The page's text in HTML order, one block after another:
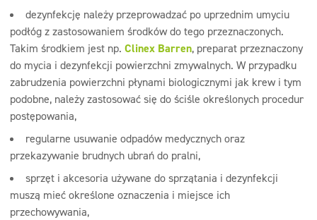
dezynfekcję należy przeprowadzać po uprzednim umyciu
podłóg z zastosowaniem środków do tego przeznaczonych.
Takim środkiem jest np. Clinex Barren, preparat przeznaczony
do mycia i dezynfekcji powierzchni zmywalnych. W przypadku
zabrudzenia powierzchni płynami biologicznymi jak krew i tym
podobne, należy zastosować się do ściśle określonych procedur
postępowania,
regularne usuwanie odpadów medycznych oraz
przekazywanie brudnych ubrań do pralni,
sprzęt i akcesoria używane do sprzątania i dezynfekcji
muszą mieć określone oznaczenia i miejsce ich
przechowywania,